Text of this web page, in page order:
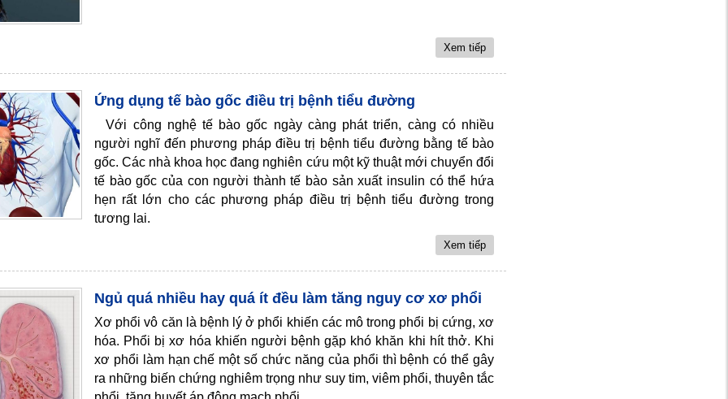
Xem tiếp
Ứng dụng tế bào gốc điều trị bệnh tiểu đường
Với công nghệ tế bào gốc ngày càng phát triển, càng có nhiều
người nghĩ đến phương pháp điều trị bệnh tiểu đường bằng tế bào
gốc. Các nhà khoa học đang nghiên cứu một kỹ thuật mới chuyển đổi
tế bào gốc của con người thành tế bào sản xuất insulin có thể hứa
hẹn rất lớn cho các phương pháp điều trị bệnh tiểu đường trong
tương lai.
Xem tiếp
Ngủ quá nhiều hay quá ít đều làm tăng nguy cơ xơ phổi
Xơ phổi vô căn là bệnh lý ở phổi khiến các mô trong phổi bị cứng, xơ
hóa. Phổi bị xơ hóa khiến người bệnh gặp khó khăn khi hít thở. Khi
xơ phổi làm hạn chế một số chức năng của phổi thì bệnh có thể gây
ra những biến chứng nghiêm trọng như suy tim, viêm phổi, thuyên tắc